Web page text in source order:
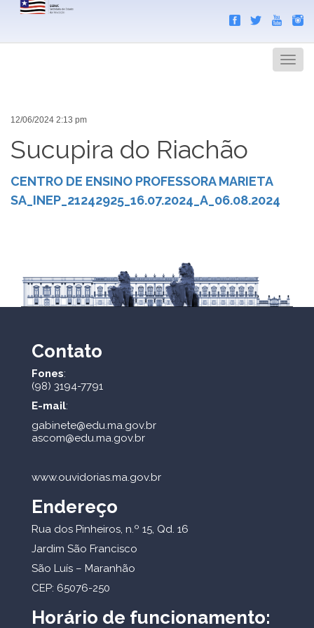
Menu
12/06/2024 2:13 pm
Sucupira do Riachão
CENTRO DE ENSINO PROFESSORA MARIETA
SA_INEP_21242925_16.07.2024_A_06.08.2024
Contato
Fones:
(98) 3194-7791
E-mail:
gabinete@edu.ma.gov.br
ascom@edu.ma.gov.br
www.ouvidorias.ma.gov.br
Endereço
Rua dos Pinheiros, n.º 15, Qd. 16
Jardim São Francisco
São Luís – Maranhão
CEP: 65076-250
Horário de funcionamento: